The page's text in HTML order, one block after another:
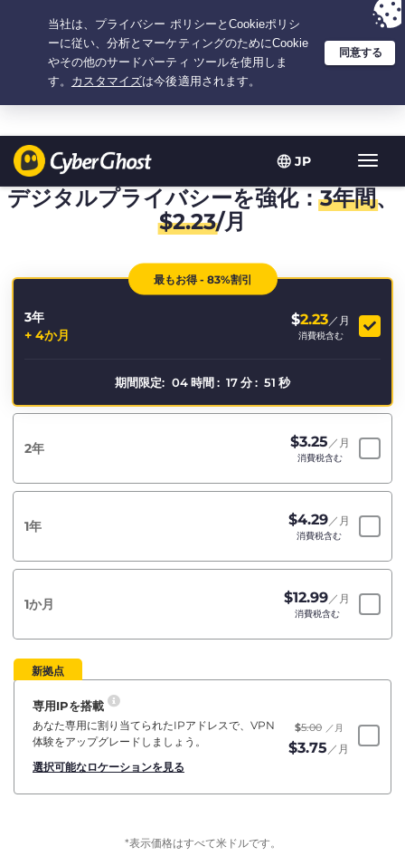
JP
ト
グ
ル
ゲ
シ
ョ
選択プラン：3.3333333333333年間 $ 2.23/月の 大特価
デジタルプライバシーを強化：3年間、
$2.23/月
最もお得 - 83%割引
3年
+ 4か月
$2.23 ／月
消費税含む
期間限定: 04時間: 17分: 50 秒
2年 $3.25 ／月
消費税含む
1年 $4.29 ／月
消費税含む
1か月 $12.99 ／月
消費税含む
新拠点
専用IPを搭載
あなた専用に割り当てられたIPアドレスで、VPN
体験をアップグレードしましょう。
選択可能なロケーションを見る
$5.00 ／月
$3.75 ／月
*表示価格はすべて米ドルです。